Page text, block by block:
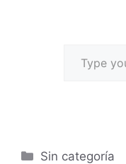
Sin categoría